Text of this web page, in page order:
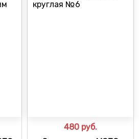
480 руб.